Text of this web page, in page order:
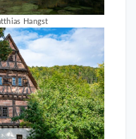
Hangst